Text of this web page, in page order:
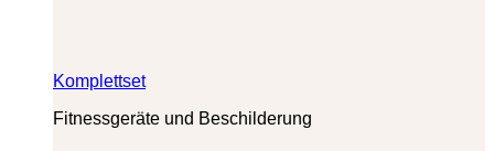
Komplettset
Fitnessgeräte und Beschilderung